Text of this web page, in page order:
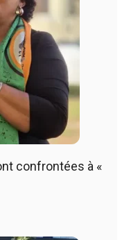
confrontées à «